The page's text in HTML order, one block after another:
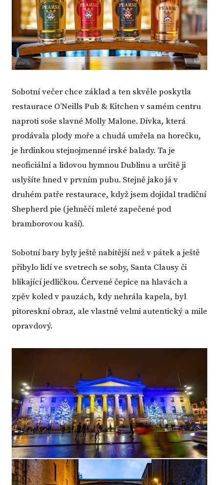
Sobotní večer chce základ a ten skvěle poskytla
restaurace O’Neills Pub & Kitchen v samém centru
naproti soše slavné Molly Malone. Dívka, která
prodávala plody moře a chudá umřela na horečku,
je hrdinkou stejnojmenné irské balady. Ta je
neoficiální a lidovou hymnou Dublinu a určitě ji
uslyšíte hned v prvním pubu. Stejně jako já v
druhém patře restaurace, když jsem dojídal tradiční
Shepherd pie (jehněčí mleté zapečené pod
bramborovou kaší).
Sobotní bary byly ještě nabitější než v pátek a ještě
přibylo lidí ve svetrech se soby, Santa Clausy či
blikající jedličkou. Červené čepice na hlavách a
zpěv koled v pauzách, kdy nehrála kapela, byl
pitoreskní obraz, ale vlastně velmi autentický a mile
opravdový.